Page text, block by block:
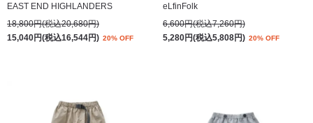
EAST END HIGHLANDERS
18,800円(税込20,680円)
15,040円(税込16,544円) 20% OFF
eLfinFolk
6,600円(税込7,260円)
5,280円(税込5,808円) 20% OFF